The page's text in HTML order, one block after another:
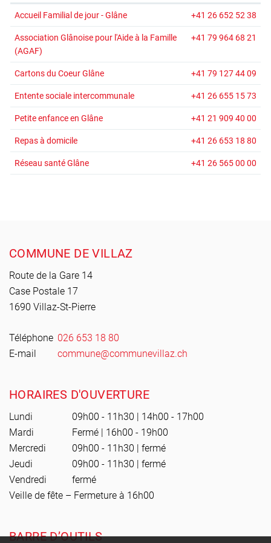
Accueil Familial de jour - Glâne +41 26 652 52 38
Association Glânoise pour l'Aide à la Famille
(AGAF)
+41 79 964 68 21
Cartons du Coeur Glâne +41 79 127 44 09
Entente sociale intercommunale +41 26 655 15 73
Petite enfance en Glâne +41 21 909 40 00
Repas à domicile +41 26 653 18 80
Réseau santé Glâne +41 26 565 00 00
COMMUNE DE VILLAZ
Route de la Gare 14
Case Postale 17
1690 Villaz-St-Pierre
Téléphone 026 653 18 80
E-mail
commune@communevillaz.ch
HORAIRES D'OUVERTURE
Lundi
09h00 - 11h30 | 14h00 - 17h00
Mardi
Fermé | 16h00 - 19h00
Mercredi
09h00 - 11h30 | fermé
Jeudi
09h00 - 11h30 | fermé
Vendredi
fermé
Veille de fête – Fermeture à 16h00
BARRE D’OUTILS